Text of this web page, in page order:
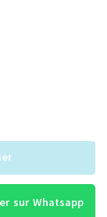
sur Whatsapp